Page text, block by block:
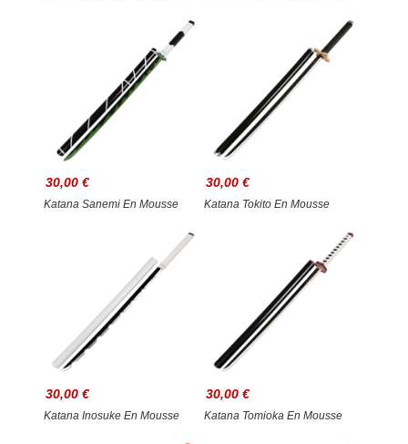
30,00 €
Katana Sanemi En Mousse
30,00 €
Katana Tokito En Mousse
30,00 €
Katana Inosuke En Mousse
30,00 €
Katana Tomioka En Mousse